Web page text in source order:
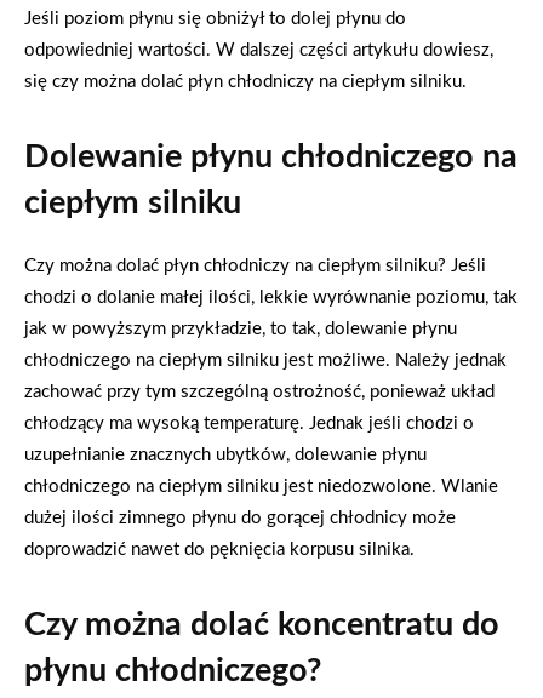
Jeśli poziom płynu się obniżył to dolej płynu do
odpowiedniej wartości. W dalszej części artykułu dowiesz,
się czy można dolać płyn chłodniczy na ciepłym silniku.
Dolewanie płynu chłodniczego na
ciepłym silniku
Czy można dolać płyn chłodniczy na ciepłym silniku? Jeśli
chodzi o dolanie małej ilości, lekkie wyrównanie poziomu, tak
jak w powyższym przykładzie, to tak, dolewanie płynu
chłodniczego na ciepłym silniku jest możliwe. Należy jednak
zachować przy tym szczególną ostrożność, ponieważ układ
chłodzący ma wysoką temperaturę. Jednak jeśli chodzi o
uzupełnianie znacznych ubytków, dolewanie płynu
chłodniczego na ciepłym silniku jest niedozwolone. Wlanie
dużej ilości zimnego płynu do gorącej chłodnicy może
doprowadzić nawet do pęknięcia korpusu silnika.
Czy można dolać koncentratu do
płynu chłodniczego?